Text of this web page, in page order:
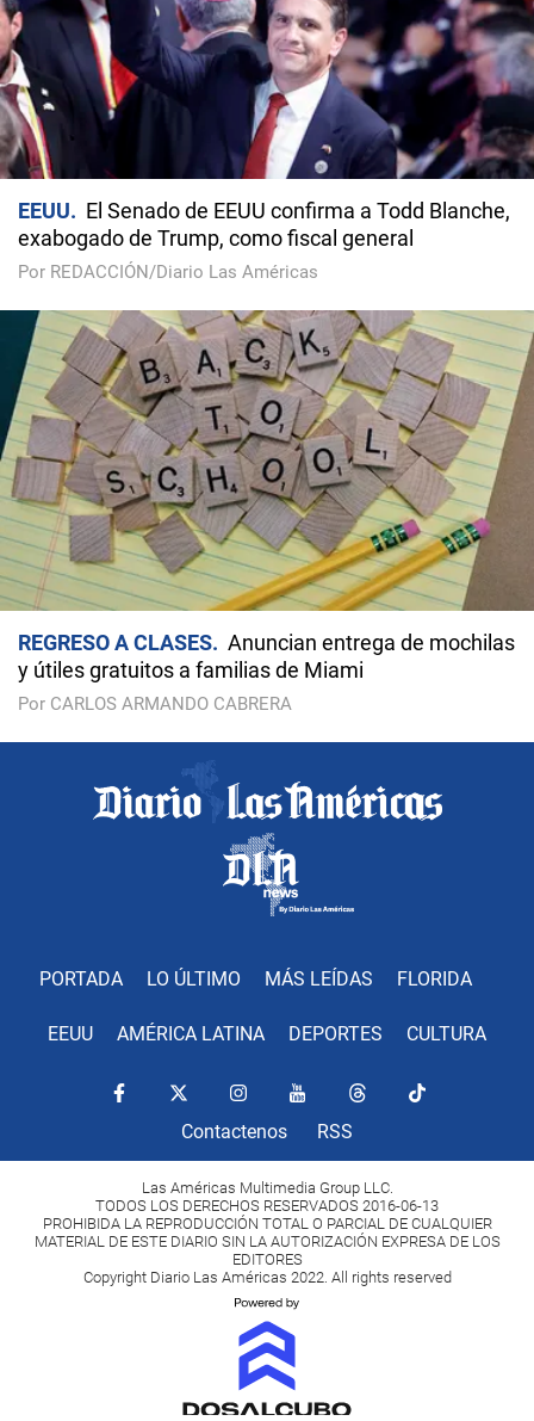
EEUU
El Senado de EEUU confirma a Todd Blanche,
exabogado de Trump, como fiscal general
Por REDACCIÓN/Diario Las Américas
REGRESO A CLASES
Anuncian entrega de mochilas
y útiles gratuitos a familias de Miami
Por CARLOS ARMANDO CABRERA
PORTADA LO ÚLTIMO MÁS LEÍDAS FLORIDA
EEUU AMÉRICA LATINA DEPORTES CULTURA
Contactenos RSS
Las Américas Multimedia Group LLC.
TODOS LOS DERECHOS RESERVADOS 2016-06-13
PROHIBIDA LA REPRODUCCIÓN TOTAL O PARCIAL DE CUALQUIER
MATERIAL DE ESTE DIARIO SIN LA AUTORIZACIÓN EXPRESA DE LOS
EDITORES
Copyright Diario Las Américas 2022. All rights reserved